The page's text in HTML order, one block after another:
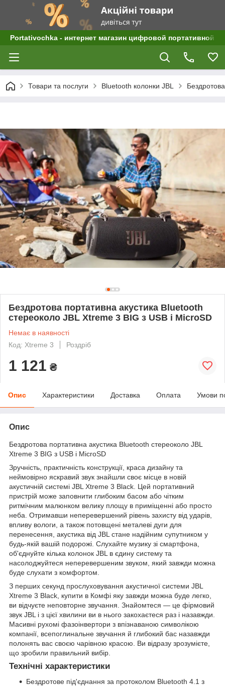
Portativochka - интернет магазин цифровой портативной
Товари та послуги Bluetooth колонки JBL
Бездротова портативна акустика Bluetooth
стереоколо JBL Xtreme 3 BIG з USB і MicroSD
Немає в наявності
Код: Xtreme 3
Роздріб
1 121 ₴
Опис Характеристики Доставка Оплата Умови
Опис
Бездротова портативна акустика Bluetooth стереоколо JBL
Xtreme 3 BIG з USB і MicroSD
Зручність, практичність конструкції, краса дизайну та
неймовірно яскравий звук знайшли своє місце в новій
акустичній системі JBL Xtreme 3 Black. Цей портативний
пристрій може заповнити глибоким басом або чітким
ритмічним малюнком велику площу в приміщенні або просто
неба. Отримавши неперевершений рівень захисту від ударів,
впливу вологи, а також потовщені металеві дуги для
перенесення, акустика від JBL стане надійним супутником у
будь-якій вашій подорожі. Слухайте музику зі смартфона,
об'єднуйте кілька колонок JBL в єдину систему та
насолоджуйтеся неперевершеним звуком, який завжди можна
буде слухати з комфортом.
З перших секунд прослуховування акустичної системи JBL
Xtreme 3 Black, купити в Комфі яку завжди можна буде легко,
ви відчуєте неповторне звучання. Знайомтеся — це фірмовий
звук JBL і з цієї хвилини ви в нього закохаєтеся раз і назавжди.
Масивні рухомі фазоінвертори з впізнаваною символікою
компанії, всепоглинальне звучання й глибокий бас назавжди
полонять вас своєю чарівною красою. Ви відразу зрозумієте,
що зробили правильний вибір.
Технічні характеристики
Бездротове під'єднання за протоколом Bluetooth 4.1 з